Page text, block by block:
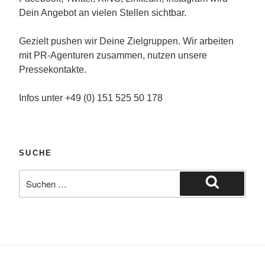
Dein Angebot an vielen Stellen sichtbar.
Gezielt pushen wir Deine Zielgruppen. Wir arbeiten
mit PR-Agenturen zusammen, nutzen unsere
Pressekontakte.
Infos unter +49 (0) 151 525 50 178
SUCHE
nach:
Suchen